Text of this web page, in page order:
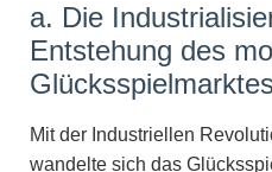
a. Die
Entstehung des
Mit der Industriellen
wandelte sich das